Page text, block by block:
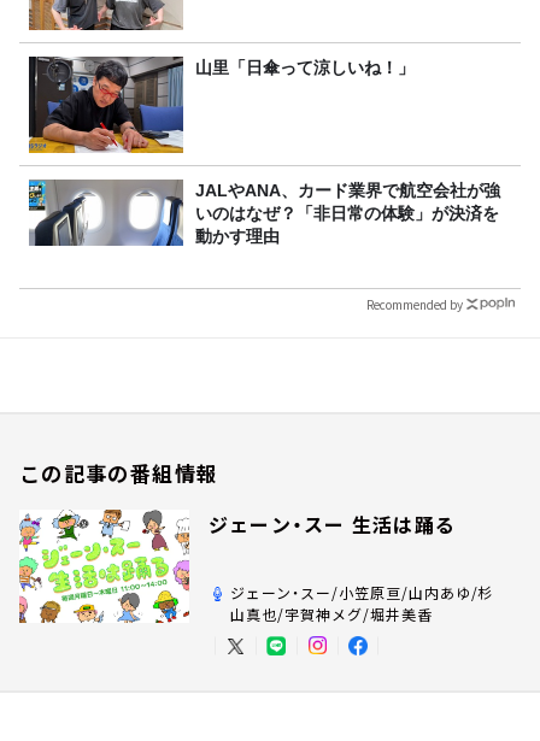
山里「日傘って涼しいね！」
JALやANA、カード業界で航空会社が強
いのはなぜ？「非日常の体験」が決済を
動かす理由
Recommended by
この記事の番組情報
ジェーン・スー 生活は踊る
ジェーン・スー/小笠原亘/山内あゆ/杉
山真也/宇賀神メグ/堀井美香